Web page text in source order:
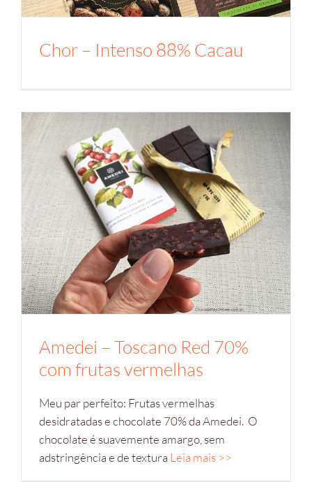
Chor – Intenso 88% Cacau
Amedei – Toscano Red 70%
com frutas vermelhas
Meu par perfeito: Frutas vermelhas
desidratadas e chocolate 70% da Amedei. O
chocolate é suavemente amargo, sem
adstringência e de textura Leia mais >>